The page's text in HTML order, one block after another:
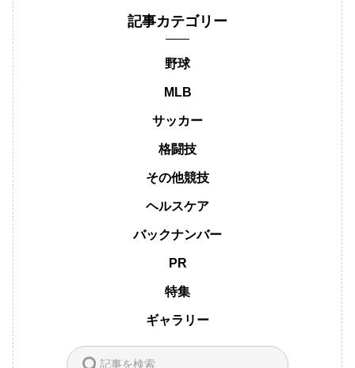
記事カテゴリー
野球
MLB
サッカー
格闘技
その他競技
ヘルスケア
バックナンバー
PR
特集
ギャラリー